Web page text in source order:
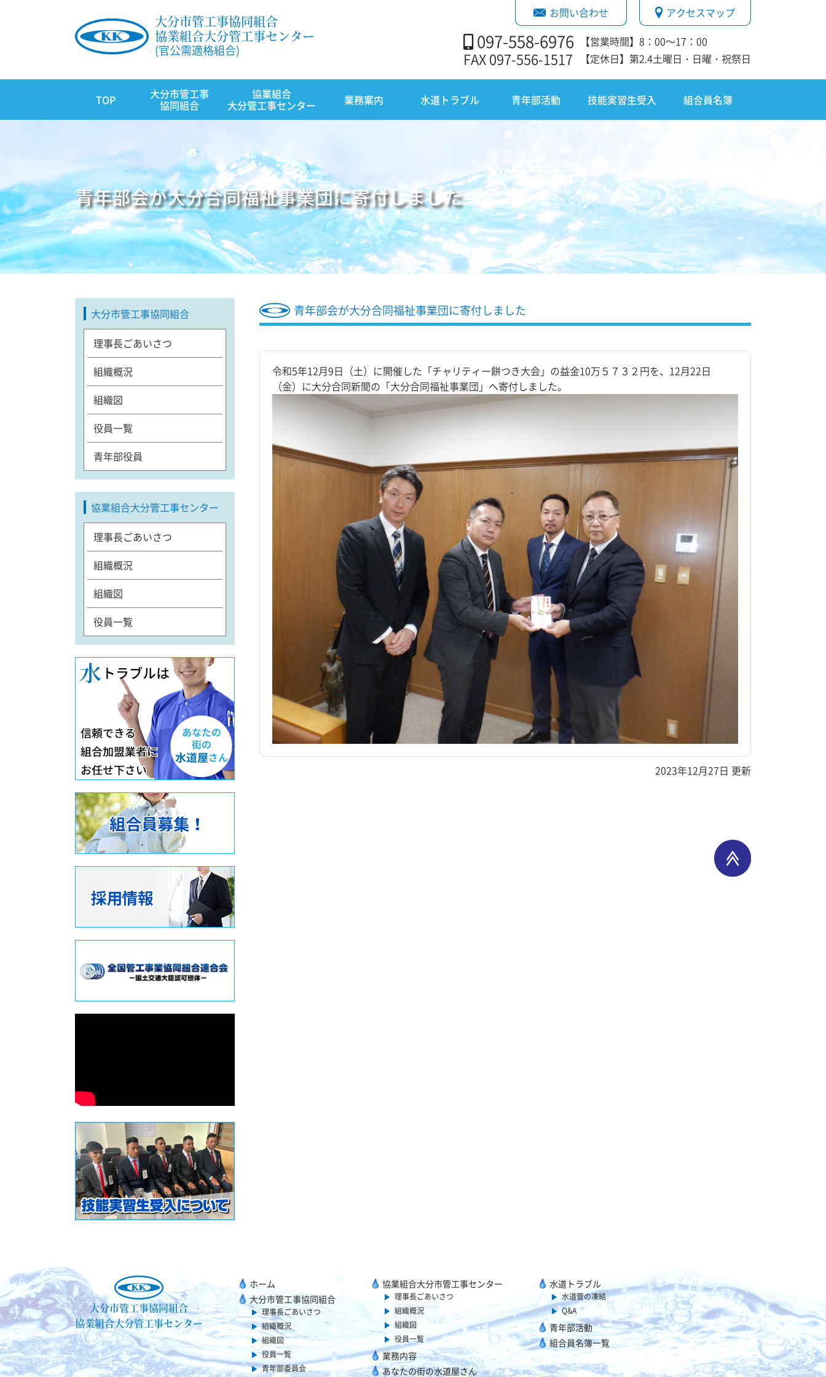
大分市管工事協同組合
協業組合大分管工事センター
(官公需適格組合)
お問い合わせ アクセスマップ
097-558-6976
FAX 097-556-1517
【営業時間】8：00～17：00
【定休日】第2.4土曜日・日曜・祝祭日
TOP 大分市管工事
協同組合
協業組合
大分管工事センター 業務案内 水道トラブル 青年部活動 技能実習生受入 組合員名簿
青年部会が大分合同福祉事業団に寄付しました
青年部会が大分合同福祉事業団に寄付しました
令和5年12月9日（土）に開催した「チャリティー餅つき大会」の益金10万５７３２円を、12月22日
（金）に大分合同新聞の「大分合同福祉事業団」へ寄付しました。
2023年12月27日 更新
大分市管工事協同組合
理事長ごあいさつ
組織概況
組織図
役員一覧
青年部役員
協業組合大分管工事センター
理事長ごあいさつ
組織概況
組織図
役員一覧
大分市管工事協同組合
協業組合大分管工事センター
ホーム
大分市管工事協同組合
理事長ごあいさつ
組織概況
組織図
役員一覧
青年部委員会
協業組合大分市管工事センター
理事長ごあいさつ
組織概況
組織図
役員一覧
業務内容
あなたの街の水道屋さん
水道トラブル
水道管の凍結
Q&A
青年部活動
組合員名簿一覧